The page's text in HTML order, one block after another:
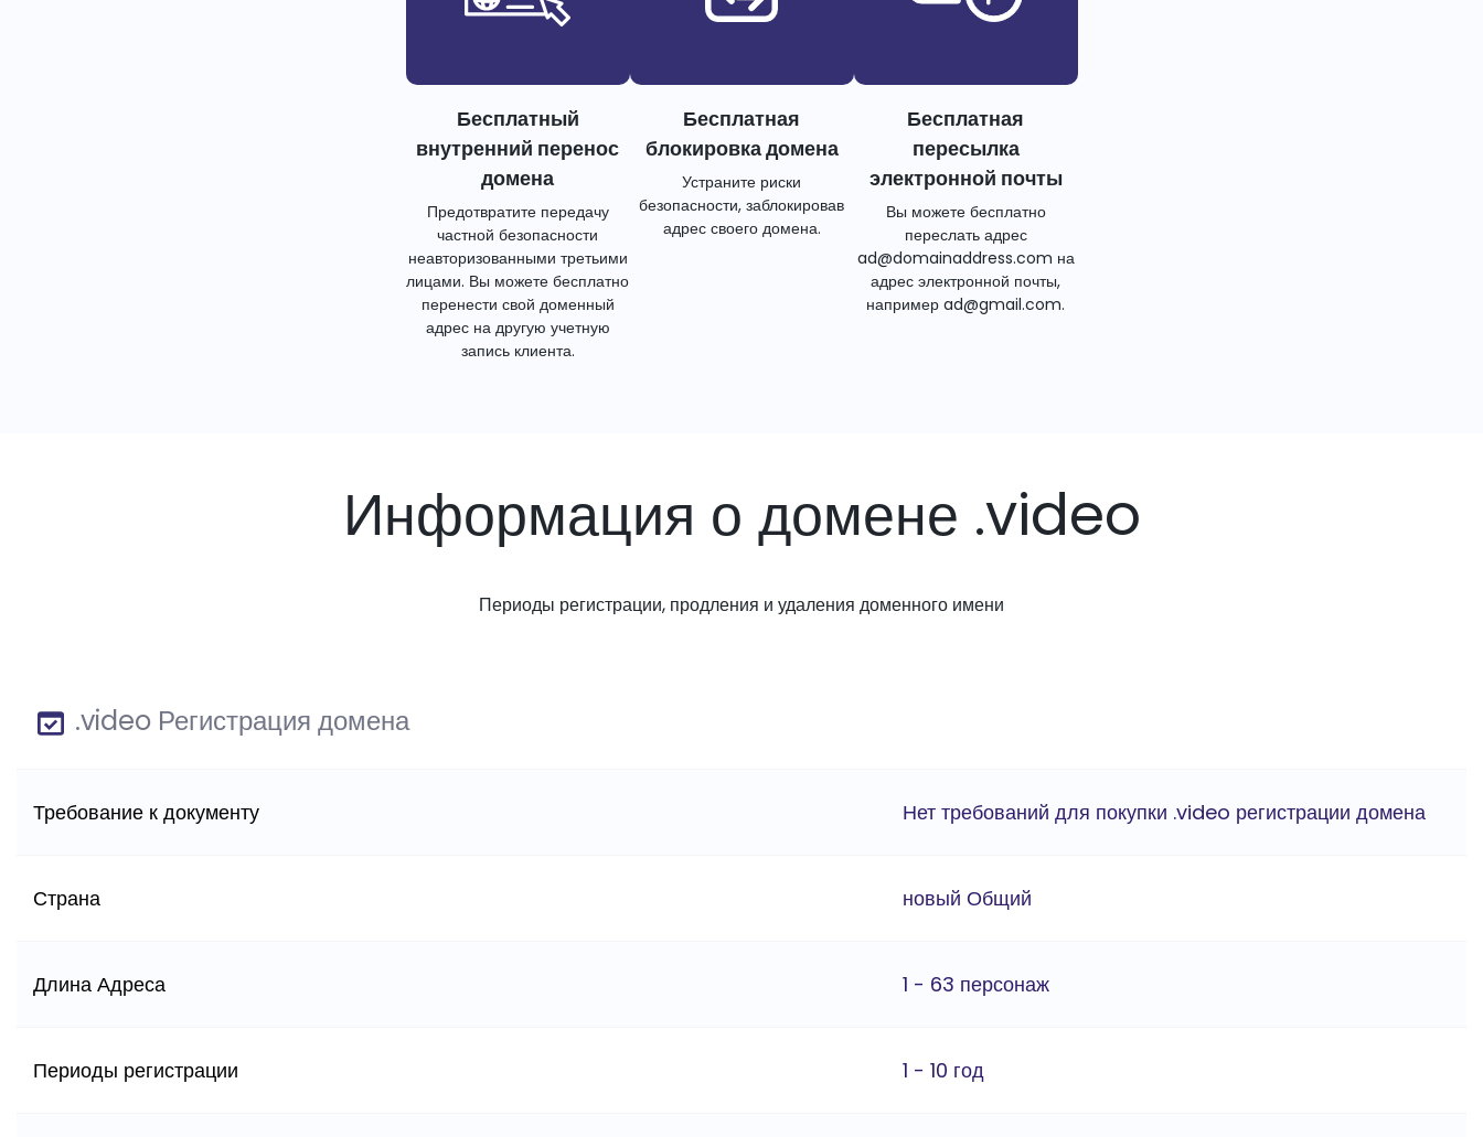
Бесплатный
внутренний перенос
домена
Предотвратите передачу
частной безопасности
неавторизованными третьими
лицами. Вы можете бесплатно
перенести свой доменный
адрес на другую учетную
запись клиента.
Бесплатная
блокировка домена
Устраните риски
безопасности, заблокировав
адрес своего домена.
Бесплатная
пересылка
электронной почты
Вы можете бесплатно
переслать адрес
ad@domainaddress.com на
адрес электронной почты,
например ad@gmail.com.
Информация о домене .video
Периоды регистрации, продления и удаления доменного имени
.video Регистрация домена
Требование к документу Нет требований для покупки .video регистрации домена
Страна новый Общий
Длина Адреса 1 - 63 персонаж
Периоды регистрации 1 - 10 год